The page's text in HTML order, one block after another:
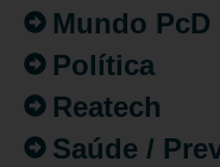
Mundo PcD
Política
Reatech
Saúde /